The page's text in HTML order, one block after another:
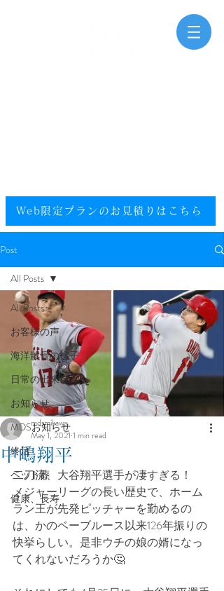
Web限定プランのお見積りはこちら​
Post
All Posts
お客様の声
海洋散骨の様子
日常の出来事
お知らせ
MDSお知らせ
終活
ペット葬
健康、長寿
All Posts
中嶋翔平
mdsmikawa
May 1, 2021 1 min read
二刀流、大谷翔平選手が凄すぎる！
メジャーリーグの長い歴史で、ホーム
ラン王が先発ピッチャーを勤めるの
は、かのベーブルース以来126年振りの
快挙らしい。是非ウチの娘の婿になっ
てくれないだろうか🤔